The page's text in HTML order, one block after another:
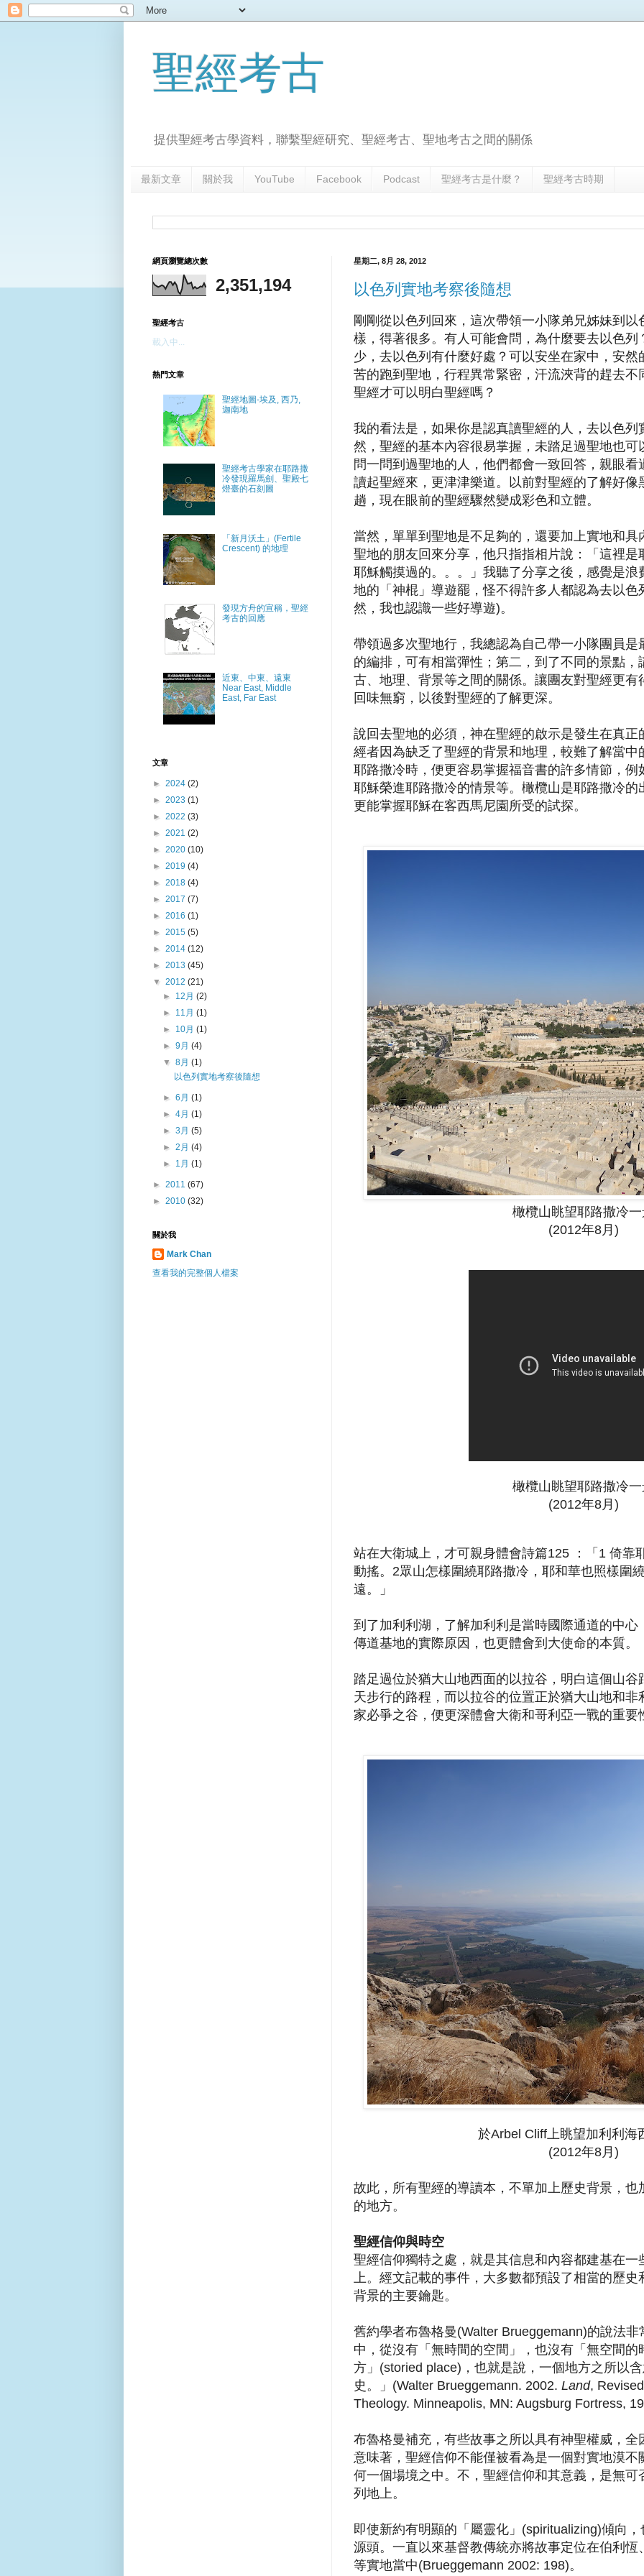
聖經考古
提供聖經考古學資料，聯繫聖經研究、聖經考古、聖地考古之間的關係
最新文章 關於我 YouTube Facebook Podcast 聖經考古是什麼？ 聖經考古時期
星期二, 8月 28, 2012
以色列實地考察後隨想
剛剛從以色列回來，這次帶領一小隊弟兄姊妹到
樣，得著很多。有人可能會問，為什麼要去以色
少，去以色列有什麼好處？可以安坐在家中，安
苦的跑到聖地，行程異常緊密，汗流浹背的趕去
聖經才可以明白聖經嗎？
我的看法是，如果你是認真讀聖經的人，去以色
然，聖經的基本內容很易掌握，未踏足過聖地也
問一問到過聖地的人，他們都會一致回答，親眼
讀起聖經來，更津津樂道。以前對聖經的了解好
趟，現在眼前的聖經驟然變成彩色和立體。
當然，單單到聖地是不足夠的，還要加上實地和
聖地的朋友回來分享，他只指指相片說：「這裡
耶穌觸摸過的。。。」我聽了分享之後，感覺是
地的「神棍」導遊罷，怪不得許多人都認為去以
然，我也認識一些好導遊)。
帶領過多次聖地行，我總認為自己帶一小隊團員
的編排，可有相當彈性；第二，到了不同的景點
古、地理、背景等之間的關係。讓團友對聖經更
回味無窮，以後對聖經的了解更深。
說回去聖地的必須，神在聖經的啟示是發生在真
經者因為缺乏了聖經的背景和地理，較難了解當
耶路撒冷時，便更容易掌握福音書的許多情節，
耶穌榮進耶路撒冷的情景等。橄欖山是耶路撒冷
更能掌握耶穌在客西馬尼園所受的試探。
橄欖山眺望耶路撒冷
(2012年8月)
橄欖山眺望耶路撒冷
(2012年8月)
站在大衛城上，才可親身體會詩篇125 ：「1 倚靠
動搖。2眾山怎樣圍繞耶路撒冷，耶和華也照樣圍
遠。」
到了加利利湖，了解加利利是當時國際通道的中
傳道基地的實際原因，也更體會到大使命的本質。
踏足過位於猶大山地西面的以拉谷，明白這個山
天步行的路程，而以拉谷的位置正於猶大山地和
家必爭之谷，便更深體會大衛和哥利亞一戰的重要
於Arbel Cliff上眺望加利利海
(2012年8月)
故此，所有聖經的導讀本，不單加上歷史背景，
的地方。
聖經信仰與時空
聖經信仰獨特之處，就是其信息和內容都建基在
上。經文記載的事件，大多數都預設了相當的歷
背景的主要鑰匙。
舊約學者布魯格曼(Walter Brueggemann)的說法
中，從沒有「無時間的空間」，也沒有「無空間
方」(storied place)，也就是說，一個地方之所以
史。」(Walter Brueggemann. 2002. Land,
Theology. Minneapolis, MN: Augsburg Fortress,
布魯格曼補充，有些故事之所以具有神聖權威，
意味著，聖經信仰不能僅被看為是一個對實地漠
何一個場境之中。不，聖經信仰和其意義，是無
列地上。
即使新約有明顯的「屬靈化」(spiritualizing)傾向
源頭。一直以來基督教傳統亦將故事定位在伯利
等實地當中(Brueggemann 2002: 198)。
網頁瀏覽總次數
2,351,194
聖經考古
載入中...
熱門文章
聖經地圖-埃及, 西乃,
迦南地
聖經考古學家在耶路撒
冷發現羅馬劍、聖殿七
燈臺的石刻圖
「新月沃土」(Fertile
Crescent) 的地理
發現方舟的宣稱，聖經
考古的回應
近東、中東、遠東
Near East, Middle
East, Far East
文章
► 2024 (2)
► 2023 (1)
► 2022 (3)
► 2021 (2)
► 2020 (10)
► 2019 (4)
► 2018 (4)
► 2017 (7)
► 2016 (1)
► 2015 (5)
► 2014 (12)
► 2013 (45)
▼ 2012 (21)
► 12月(2)
► 11月(1)
► 10月(1)
►9月(4)
▼8月(1)
以色列實地考察後隨想
►6月(1)
►4月(1)
►3月(5)
►2月(4)
► 1月(1)
► 2011 (67)
► 2010 (32)
關於我
Mark Chan
查看我的完整個人檔案